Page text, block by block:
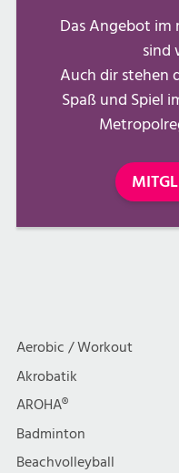
Das Angebot
sind
Auch dir stehen
Spaß und Spiel
Aerobic / Workout
Akrobatik
AROHA®
Badminton
Beachvolleyball